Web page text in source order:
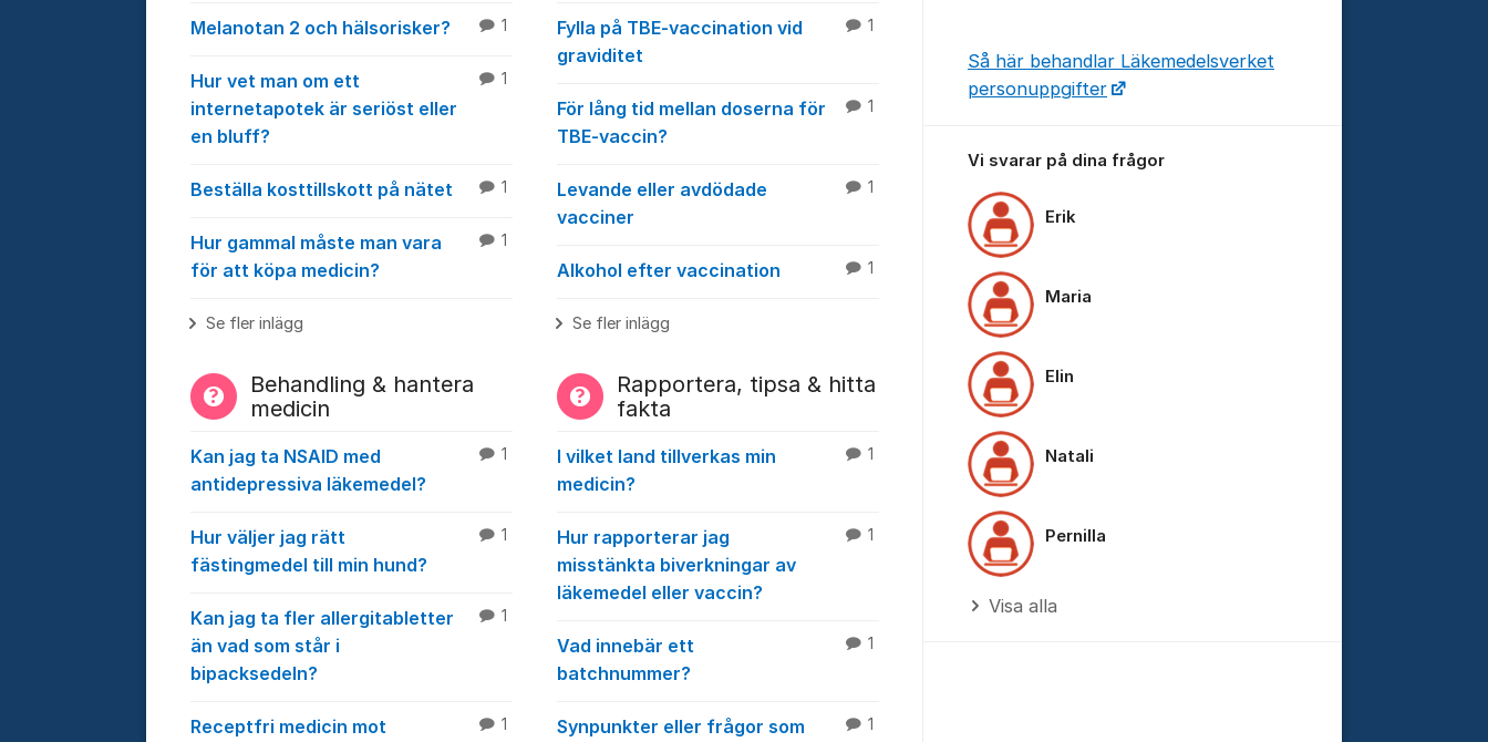
Melanotan 2 och hälsorisker? 1
Hur vet man om ett
internetapotek är seriöst eller
en bluff?
1
Beställa kosttillskott på nätet 1
Hur gammal måste man vara
för att köpa medicin?
1
Se fler inlägg
Fylla på TBE-vaccination vid
graviditet
1
För lång tid mellan doserna för
TBE-vaccin?
1
Levande eller avdödade
vacciner
1
Alkohol efter vaccination 1
Se fler inlägg
Behandling & hantera
medicin
Kan jag ta NSAID med
antidepressiva läkemedel?
1
Hur väljer jag rätt
fästingmedel till min hund?
1
Kan jag ta fler allergitabletter
än vad som står i
bipacksedeln?
1
Receptfri medicin mot
1
Rapportera, tipsa & hitta
fakta
I vilket land tillverkas min
medicin?
1
Hur rapporterar jag
misstänkta biverkningar av
läkemedel eller vaccin?
1
Vad innebär ett
batchnummer?
1
Synpunkter eller frågor som
1
Så här behandlar Läkemedelsverket
personuppgifter
Vi svarar på dina frågor
Erik
Maria
Elin
Natali
Pernilla
Visa alla